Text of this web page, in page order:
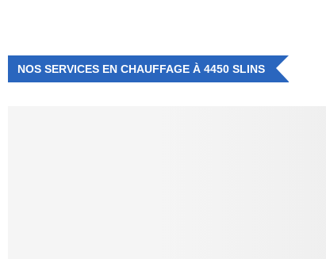
NOS SERVICES EN CHAUFFAGE À 4450 SLINS